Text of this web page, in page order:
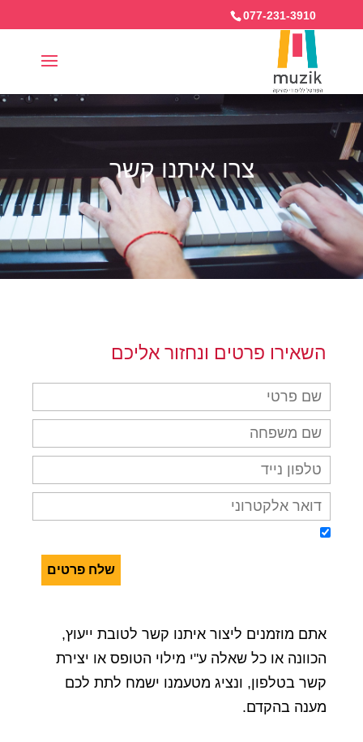
077-231-3910
צרו איתנו קשר
השאירו פרטים ונחזור אליכם
אתם מוזמנים ליצור איתנו קשר לטובת ייעוץ,
הכוונה או כל שאלה ע"י מילוי הטופס או יצירת
קשר בטלפון, ונציג מטעמנו ישמח לתת לכם
מענה בהקדם.